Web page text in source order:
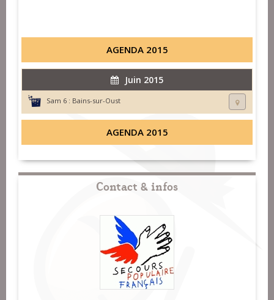
AGENDA 2015
Juin 2015
Sam 6 : Bains-sur-Oust
AGENDA 2015
Contact & infos